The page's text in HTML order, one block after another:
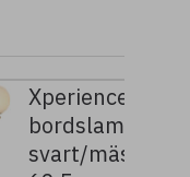
Xperience
bordslampa
svart/mässing/